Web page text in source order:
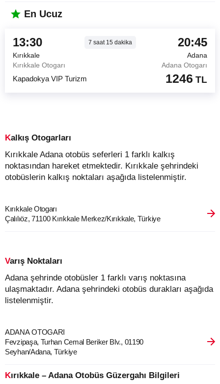
En Ucuz
13:30 7 saat15dakika 20:45
Kırıkkale
Adana
Kırıkkale Otogarı
Adana Otogarı
Kapadokya VIP Turizm 1246 TL
Kalkış Otogarları
Kırıkkale Adana otobüs seferleri 1 farklı kalkış
noktasından hareket etmektedir. Kırıkkale şehrindeki
otobüslerin kalkış noktaları aşağıda listelenmiştir.
Kırıkkale Otogarı
Çalılıöz, 71100 Kırıkkale Merkez/Kırıkkale, Türkiye
Varış Noktaları
Adana şehrinde otobüsler 1 farklı varış noktasına
ulaşmaktadır. Adana şehrindeki otobüs durakları aşağıda
listelenmiştir.
ADANA OTOGARI
Fevzipaşa, Turhan Cemal Beriker Blv., 01190
Seyhan/Adana, Türkiye
Kırıkkale – Adana Otobüs Güzergahı Bilgileri